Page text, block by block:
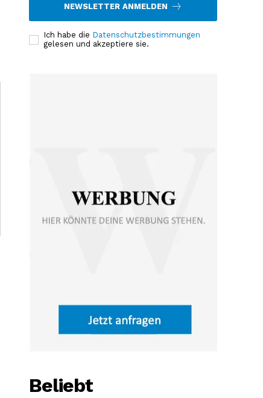
NEWSLETTER ANMELDEN
Ich habe die Datenschutzbestimmungen
gelesen und akzeptiere sie.
Beliebt